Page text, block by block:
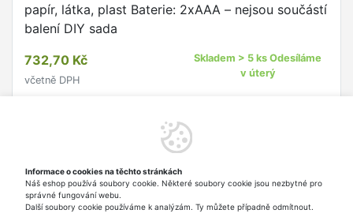
papír, látka, plast Baterie: 2xAAA – nejsou součástí
balení DIY sada
732,70 Kč
včetně DPH
Skladem > 5 ks Odesíláme
v úterý
Nahoru
Informace o cookies na těchto stránkách
Náš eshop používá soubory cookie. Některé soubory cookie jsou nezbytné pro
správné fungování webu.
Další soubory cookie používáme k analýzám. Ty můžete případně odmítnout.